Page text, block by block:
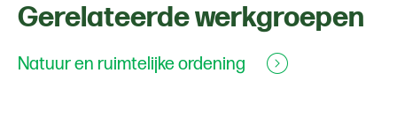
Gerelateerde werkgroepen
Natuur en ruimtelijke ordening